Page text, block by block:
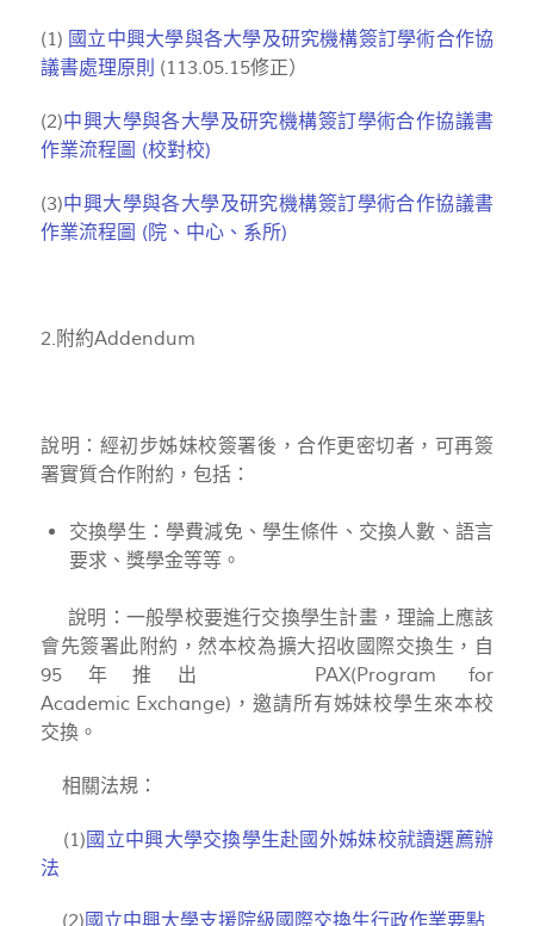
(1) 國立中興大學與各大學及研究機構簽訂學術合作協
議書處理原則 (113.05.15修正）
(2)中興大學與各大學及研究機構簽訂學術合作協議書
作業流程圖 (校對校)
(3)中興大學與各大學及研究機構簽訂學術合作協議書
作業流程圖 (院、中心、系所)
2.附約Addendum
說明：經初步姊妹校簽署後，合作更密切者，可再簽
署實質合作附約，包括：
交換學生：學費減免、學生條件、交換人數、語言
要求、獎學金等等。
說明：一般學校要進行交換學生計畫，理論上應該
會先簽署此附約，然本校為擴大招收國際交換生，自
95年推出 PAX(Program for
Academic Exchange)，邀請所有姊妹校學生來本校
交換。
相關法規：
(1)國立中興大學交換學生赴國外姊妹校就讀選薦辦
法